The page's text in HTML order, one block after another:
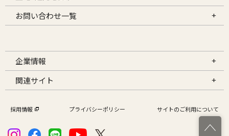
お問い合わせ一覧
企業情報
関連サイト
採用情報 プライバシーポリシー サイトのご利用について